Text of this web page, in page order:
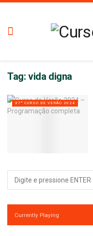
Tag: vida digna
37º CURSO DE VERÃO 2024
Currently Playing